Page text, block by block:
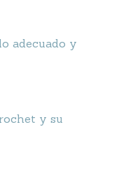
adecuado y
y su